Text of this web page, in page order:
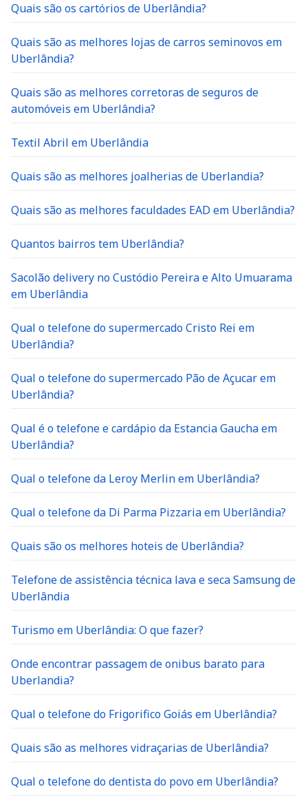
Quais são os cartórios de Uberlândia?
Quais são as melhores lojas de carros seminovos em
Uberlândia?
Quais são as melhores corretoras de seguros de
automóveis em Uberlândia?
Textil Abril em Uberlândia
Quais são as melhores joalherias de Uberlandia?
Quais são as melhores faculdades EAD em Uberlândia?
Quantos bairros tem Uberlândia?
Sacolão delivery no Custódio Pereira e Alto Umuarama
em Uberlândia
Qual o telefone do supermercado Cristo Rei em
Uberlândia?
Qual o telefone do supermercado Pão de Açucar em
Uberlândia?
Qual é o telefone e cardápio da Estancia Gaucha em
Uberlândia?
Qual o telefone da Leroy Merlin em Uberlândia?
Qual o telefone da Di Parma Pizzaria em Uberlândia?
Quais são os melhores hoteis de Uberlândia?
Telefone de assistência técnica lava e seca Samsung de
Uberlândia
Turismo em Uberlândia: O que fazer?
Onde encontrar passagem de onibus barato para
Uberlandia?
Qual o telefone do Frigorifico Goiás em Uberlândia?
Quais são as melhores vidraçarias de Uberlândia?
Qual o telefone do dentista do povo em Uberlândia?